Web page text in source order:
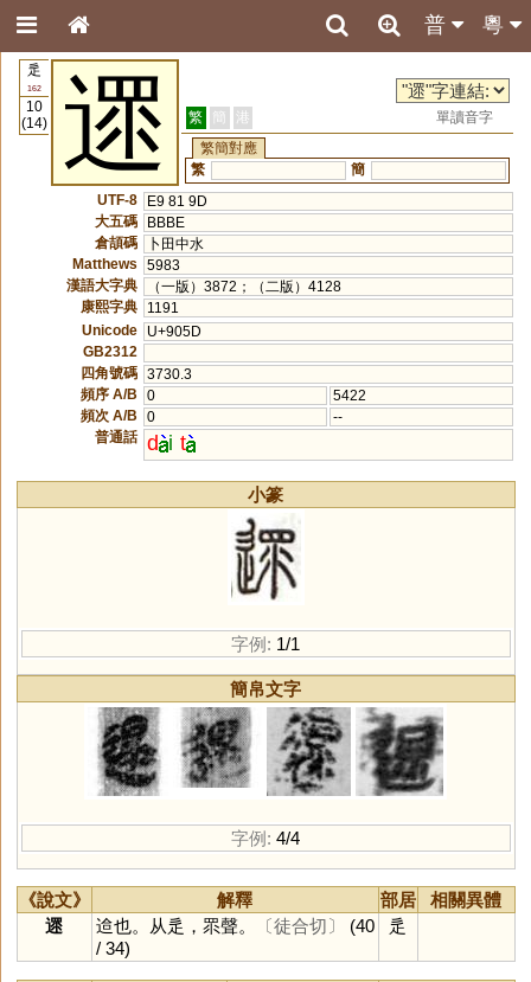
粵
普
辵
162
10
(14)
遝 繁 簡 港
單讀音字
繁簡對應
繁
簡
UTF-8
E9 81 9D
大五碼
BBBE
倉頡碼
卜田中水
Matthews
5983
漢語大字典
（一版）3872；（二版）4128
康熙字典
1191
Unicode
U+905D
GB2312
四角號碼 3730.3
頻序 A/B
0
5422
頻次 A/B
0
--
普通話 d i t
小篆
字例: 1/1
簡帛文字
字例: 4/4
《說文》 解釋 部居
相關異體
遝
䢔也。从辵，眔聲。 〔徒合切〕
(40
/ 34)
辵